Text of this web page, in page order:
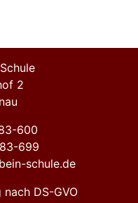
2
600
699
schule.de
DS-GVO